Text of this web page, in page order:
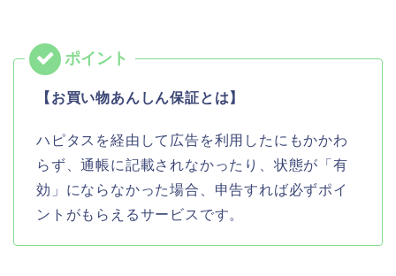
【お買い物あんしん保証とは】
ハピタスを経由して広告を利用したにもかかわ
らず、通帳に記載されなかったり、状態が「有
効」にならなかった場合、申告すれば必ずポイ
ントがもらえるサービスです。